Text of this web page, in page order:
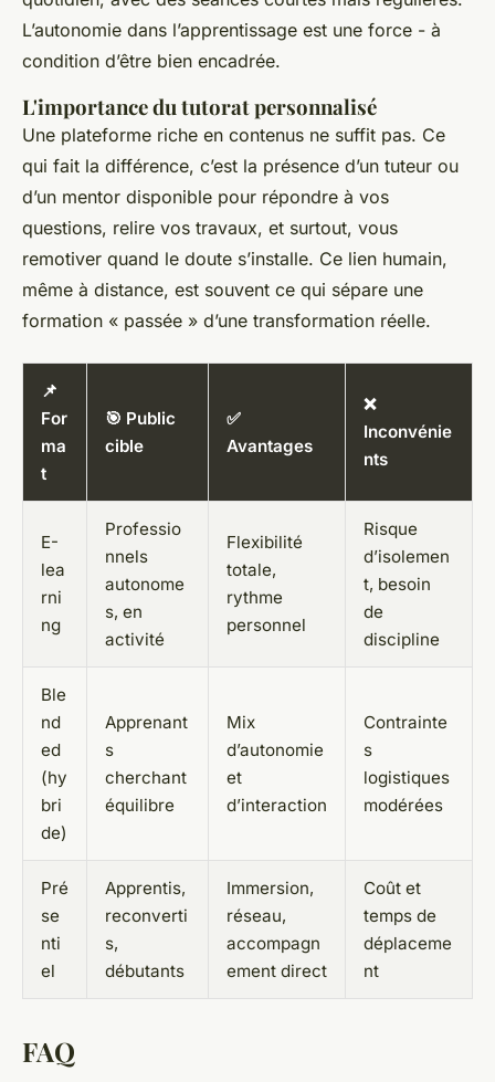
L’autonomie dans l’apprentissage est une force - à
condition d’être bien encadrée.
L'importance du tutorat personnalisé
Une plateforme riche en contenus ne suffit pas. Ce
qui fait la différence, c’est la présence d’un tuteur ou
d’un mentor disponible pour répondre à vos
questions, relire vos travaux, et surtout, vous
remotiver quand le doute s’installe. Ce lien humain,
même à distance, est souvent ce qui sépare une
formation « passée » d’une transformation réelle.
📌
For
ma
t
🎯 Public
cible
✅
Avantages
❌
Inconvénie
nts
E-
lea
rni
ng
Professio
nnels
autonome
s, en
activité
Flexibilité
totale,
rythme
personnel
Risque
d’isolemen
t, besoin
de
discipline
Ble
nd
ed
(hy
bri
de)
Apprenant
s
cherchant
équilibre
Mix
d’autonomie
et
d’interaction
Contrainte
s
logistiques
modérées
Pré
se
nti
el
Apprentis,
reconverti
s,
débutants
Immersion,
réseau,
accompagn
ement direct
Coût et
temps de
déplaceme
nt
FAQ